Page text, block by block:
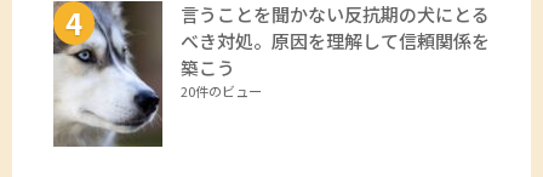
言うことを聞かない反抗期の犬にとる
べき対処。原因を理解して信頼関係を
築こう
20件のビュー